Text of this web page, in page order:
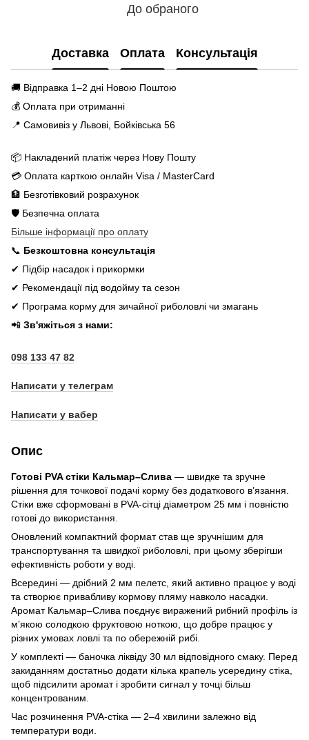
До обраного
Доставка Оплата Консультація
🚚 Відправка 1–2 дні Новою Поштою
💰 Оплата при отриманні
📍 Самовивіз у Львові, Бойківська 56
📦 Накладений платіж через Нову Пошту
💳 Оплата карткою онлайн Visa / MasterCard
🏦 Безготівковий розрахунок
🛡️ Безпечна оплата
Більше інформації про оплату
📞 Безкоштовна консультація
✔ Підбір насадок і прикормки
✔ Рекомендації під водойму та сезон
✔ Програма корму для зичайної риболовлі чи змагань
📲 Зв'яжіться з нами:
098 133 47 82
Написати у телеграм
Написати у вабер
Опис
Готові PVA стіки Кальмар–Слива — швидке та зручне
рішення для точкової подачі корму без додаткового в’язання.
Стіки вже сформовані в PVA-сітці діаметром 25 мм і повністю
готові до використання.
Оновлений компактний формат став ще зручнішим для
транспортування та швидкої риболовлі, при цьому зберігши
ефективність роботи у воді.
Всередині — дрібний 2 мм пелетс, який активно працює у воді
та створює привабливу кормову пляму навколо насадки.
Аромат Кальмар–Слива поєднує виражений рибний профіль із
м’якою солодкою фруктовою ноткою, що добре працює у
різних умовах ловлі та по обережній рибі.
У комплекті — баночка ліквіду 30 мл відповідного смаку. Перед
закиданням достатньо додати кілька крапель усередину стіка,
щоб підсилити аромат і зробити сигнал у точці більш
концентрованим.
Час розчинення PVA-стіка — 2–4 хвилини залежно від
температури води.